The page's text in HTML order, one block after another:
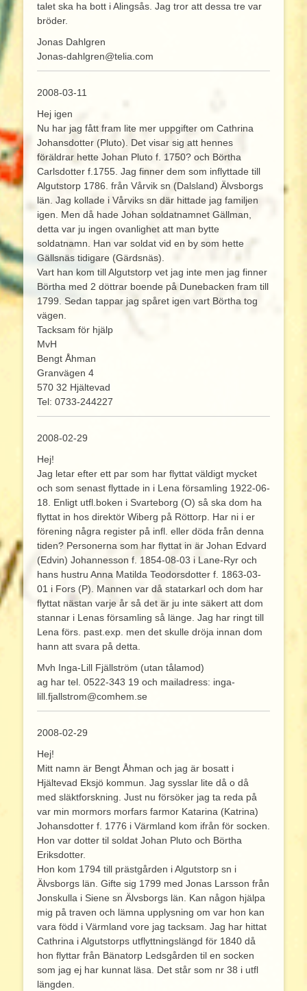
talet ska ha bott i Alingsås. Jag tror att dessa tre var
bröder.
Jonas Dahlgren
Jonas-dahlgren@telia.com
2008-03-11
Hej igen
Nu har jag fått fram lite mer uppgifter om Cathrina
Johansdotter (Pluto). Det visar sig att hennes
föräldrar hette Johan Pluto f. 1750? och Börtha
Carlsdotter f.1755. Jag finner dem som inflyttade till
Algutstorp 1786. från Vårvik sn (Dalsland) Älvsborgs
län. Jag kollade i Vårviks sn där hittade jag familjen
igen. Men då hade Johan soldatnamnet Gällman,
detta var ju ingen ovanlighet att man bytte
soldatnamn. Han var soldat vid en by som hette
Gällsnäs tidigare (Gärdsnäs).
Vart han kom till Algutstorp vet jag inte men jag finner
Börtha med 2 döttrar boende på Dunebacken fram till
1799. Sedan tappar jag spåret igen vart Börtha tog
vägen.
Tacksam för hjälp
MvH
Bengt Åhman
Granvägen 4
570 32 Hjältevad
Tel: 0733-244227
2008-02-29
Hej!
Jag letar efter ett par som har flyttat väldigt mycket
och som senast flyttade in i Lena församling 1922-06-
18. Enligt utfl.boken i Svarteborg (O) så ska dom ha
flyttat in hos direktör Wiberg på Röttorp. Har ni i er
förening några register på infl. eller döda från denna
tiden? Personerna som har flyttat in är Johan Edvard
(Edvin) Johannesson f. 1854-08-03 i Lane-Ryr och
hans hustru Anna Matilda Teodorsdotter f. 1863-03-
01 i Fors (P). Mannen var då statarkarl och dom har
flyttat nästan varje år så det är ju inte säkert att dom
stannar i Lenas församling så länge. Jag har ringt till
Lena förs. past.exp. men det skulle dröja innan dom
hann att svara på detta.
Mvh Inga-Lill Fjällström (utan tålamod)
ag har tel. 0522-343 19 och mailadress: inga-
lill.fjallstrom@comhem.se
2008-02-29
Hej!
Mitt namn är Bengt Åhman och jag är bosatt i
Hjältevad Eksjö kommun. Jag sysslar lite då o då
med släktforskning. Just nu försöker jag ta reda på
var min mormors morfars farmor Katarina (Katrina)
Johansdotter f. 1776 i Värmland kom ifrån för socken.
Hon var dotter til soldat Johan Pluto och Börtha
Eriksdotter.
Hon kom 1794 till prästgården i Algutstorp sn i
Älvsborgs län. Gifte sig 1799 med Jonas Larsson från
Jonskulla i Siene sn Älvsborgs län. Kan någon hjälpa
mig på traven och lämna upplysning om var hon kan
vara född i Värmland vore jag tacksam. Jag har hittat
Cathrina i Algutstorps utflyttningslängd för 1840 då
hon flyttar från Bänatorp Ledsgården til en socken
som jag ej har kunnat läsa. Det står som nr 38 i utfl
längden.